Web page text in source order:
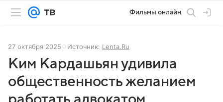
Фильмы онлайн
27 октября 2025 Источник: Lenta.Ru
Ким Кардашьян удивила
общественность желанием